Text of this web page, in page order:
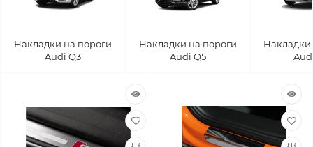
Накладки на пороги
Audi Q3
Накладки на пороги
Audi Q5
Накладки